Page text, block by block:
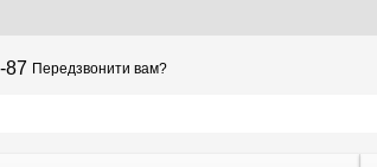
87 Передзвонити вам?